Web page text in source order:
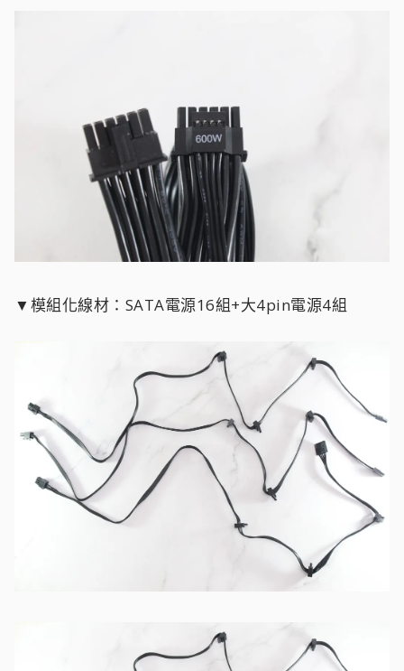
▼模組化線材：SATA電源16組+大4pin電源4組